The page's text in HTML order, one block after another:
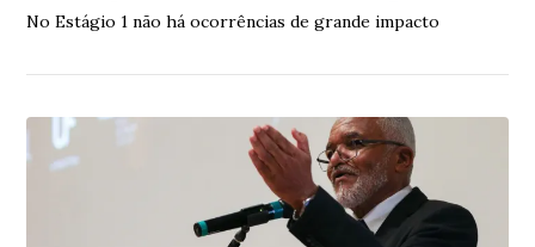
No Estágio 1 não há ocorrências de grande impacto